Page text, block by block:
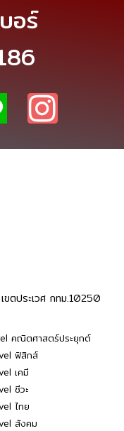
อร์
ตประเวศ กทม.10250
คณิตศาสตร์ประยุกต์
ฟิสิกส์
เคมี
ชีวะ
ไทย
สังคม